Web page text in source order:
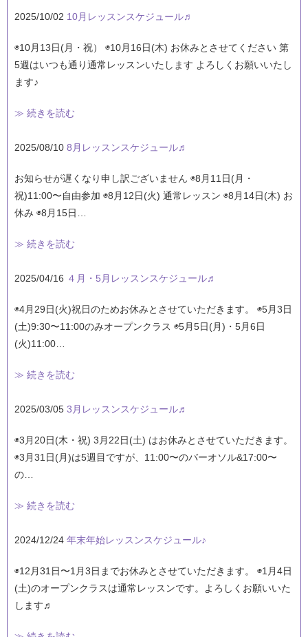
2025/10/02 10月レッスンスケジュール♬
◉10月13日(月・祝） ◉10月16日(木) お休みとさせてください 第
5週はいつも通り通常レッスンいたします よろしくお願いいたし
ます♪
≫ 続きを読む
2025/08/10 8月レッスンスケジュール♬
お知らせが遅くなり申し訳ございません ◉8月11日(月・
祝)11:00〜自由参加 ◉8月12日(火) 通常レッスン ◉8月14日(木) お
休み ◉8月15日…
≫ 続きを読む
2025/04/16 ４月・5月レッスンスケジュール♬
◉4月29日(火)祝日のためお休みとさせていただきます。 ◉5月3日
(土)9:30〜11:00のみオープンクラス ◉5月5日(月)・5月6日
(火)11:00…
≫ 続きを読む
2025/03/05 3月レッスンスケジュール♬
◉3月20日(木・祝) 3月22日(土) はお休みとさせていただきます。
◉3月31日(月)は5週目ですが、11:00〜のバーオソル&17:00〜
の…
≫ 続きを読む
2024/12/24 年末年始レッスンスケジュール♪
◉12月31日〜1月3日までお休みとさせていただきます。 ◉1月4日
(土)のオープンクラスは通常レッスンです。よろしくお願いいた
します♬